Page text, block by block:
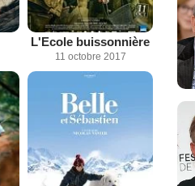
L'Ecole buissonnière
11 octobre 2017